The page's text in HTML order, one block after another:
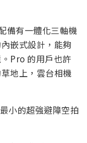
備有一體化三軸機
嵌式設計，能夠
Pro 的用戶也許
地上，雲台相機